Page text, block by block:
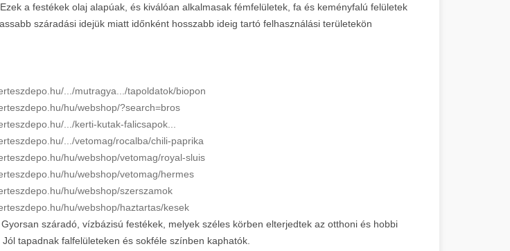
a festékek olaj alapúak, és kiválóan alkalmasak fémfelületek, fa és keményfalú felületek
száradási idejük miatt időnként hosszabb ideig tartó felhasználási területekön
.../mutragya.../tapoldatok/biopon
hu/webshop/?search=bros
.../kerti-kutak-falicsapok...
.../vetomag/rocalba/chili-paprika
hu/webshop/vetomag/royal-sluis
hu/webshop/vetomag/hermes
hu/webshop/szerszamok
hu/webshop/haztartas/kesek
száradó, vízbázisú festékek, melyek széles körben elterjedtek az otthoni és hobbi
tapadnak falfelületeken és sokféle színben kaphatók.